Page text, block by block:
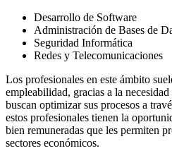
Desarrollo de Software
Administración de Bases de
Seguridad Informática
Redes y Telecomunicaciones
Los profesionales en este ámbito
empleabilidad, gracias a la
buscan optimizar sus procesos a
estos profesionales tienen la
bien remuneradas que les permiten
sectores económicos.